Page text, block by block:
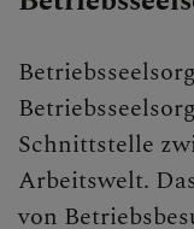
Schnittstelle
Arbeitswelt.
von